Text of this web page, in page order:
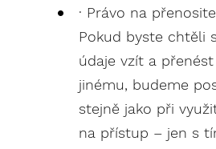
· Právo na
Pokud byste chtěli
údaje vzít a
jinému, budeme
stejně jako při
na přístup – jen s